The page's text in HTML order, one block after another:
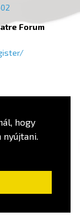
hogy
Forum